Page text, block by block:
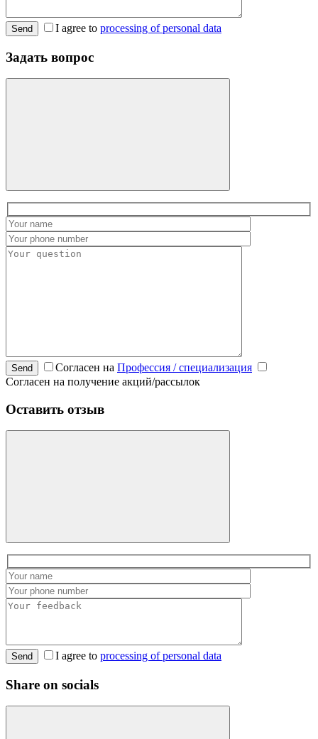
Send I agree to processing of personal data
Задать вопрос
Send Согласен на Профессия / специализация
Согласен на получение акций/рассылок
Оставить отзыв
Send I agree to processing of personal data
Share on socials